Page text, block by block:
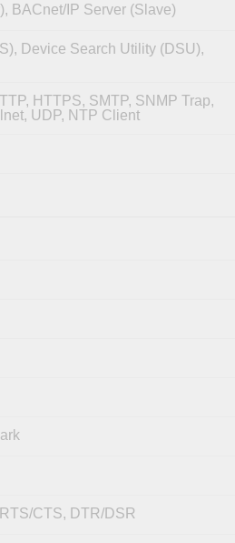
BACnet/IP Server (Slave)
Device Search Utility (DSU),
HTTPS, SMTP, SNMP Trap,
UDP, NTP Client
CTS, DTR/DSR